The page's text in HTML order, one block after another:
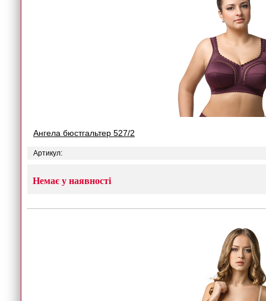
Ангела бюстгальтер 527/2
Артикул:
Немає у наявності